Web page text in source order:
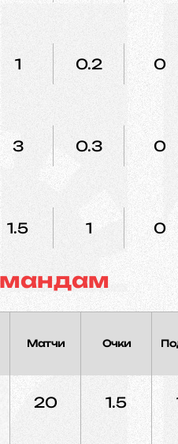
1 0.2 0
3 0.3 0
1.5 1 0
Матчи Очки
20 1.5